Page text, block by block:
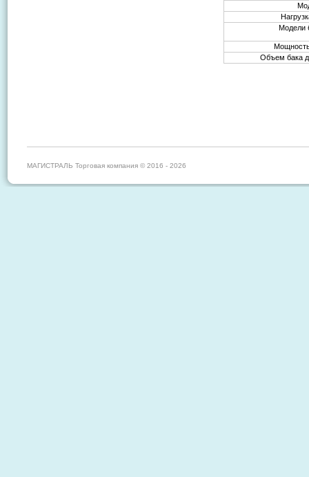
Модели
Объем бака
МАГИСТРАЛЬ Торговая компания © 2016 - 2026